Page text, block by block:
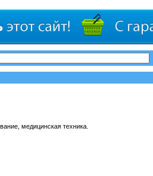
медицинская техника.